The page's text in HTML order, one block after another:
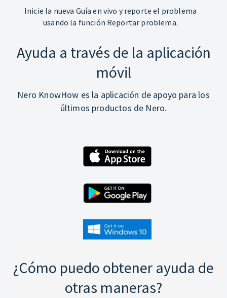
Inicie la nueva Guía en vivo y reporte el problema
usando la función Reportar problema.
Ayuda a través de la aplicación
móvil
Nero KnowHow es la aplicación de apoyo para los
últimos productos de Nero.
¿Cómo puedo obtener ayuda de
otras maneras?